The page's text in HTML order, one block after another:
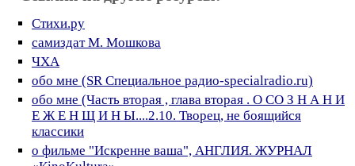
Стихи.ру
самиздат М. Мошкова
ЧХА
обо мне (SR Специальное радио-specialradio.ru)
обо мне (Часть вторая , глава вторая . О СО З Н А Н И
Е Ж Е Н Щ И Н Ы....2.10. Творец, не боящийся
классики
о фильме "Искренне ваша", АНГЛИЯ. ЖУРНАЛ